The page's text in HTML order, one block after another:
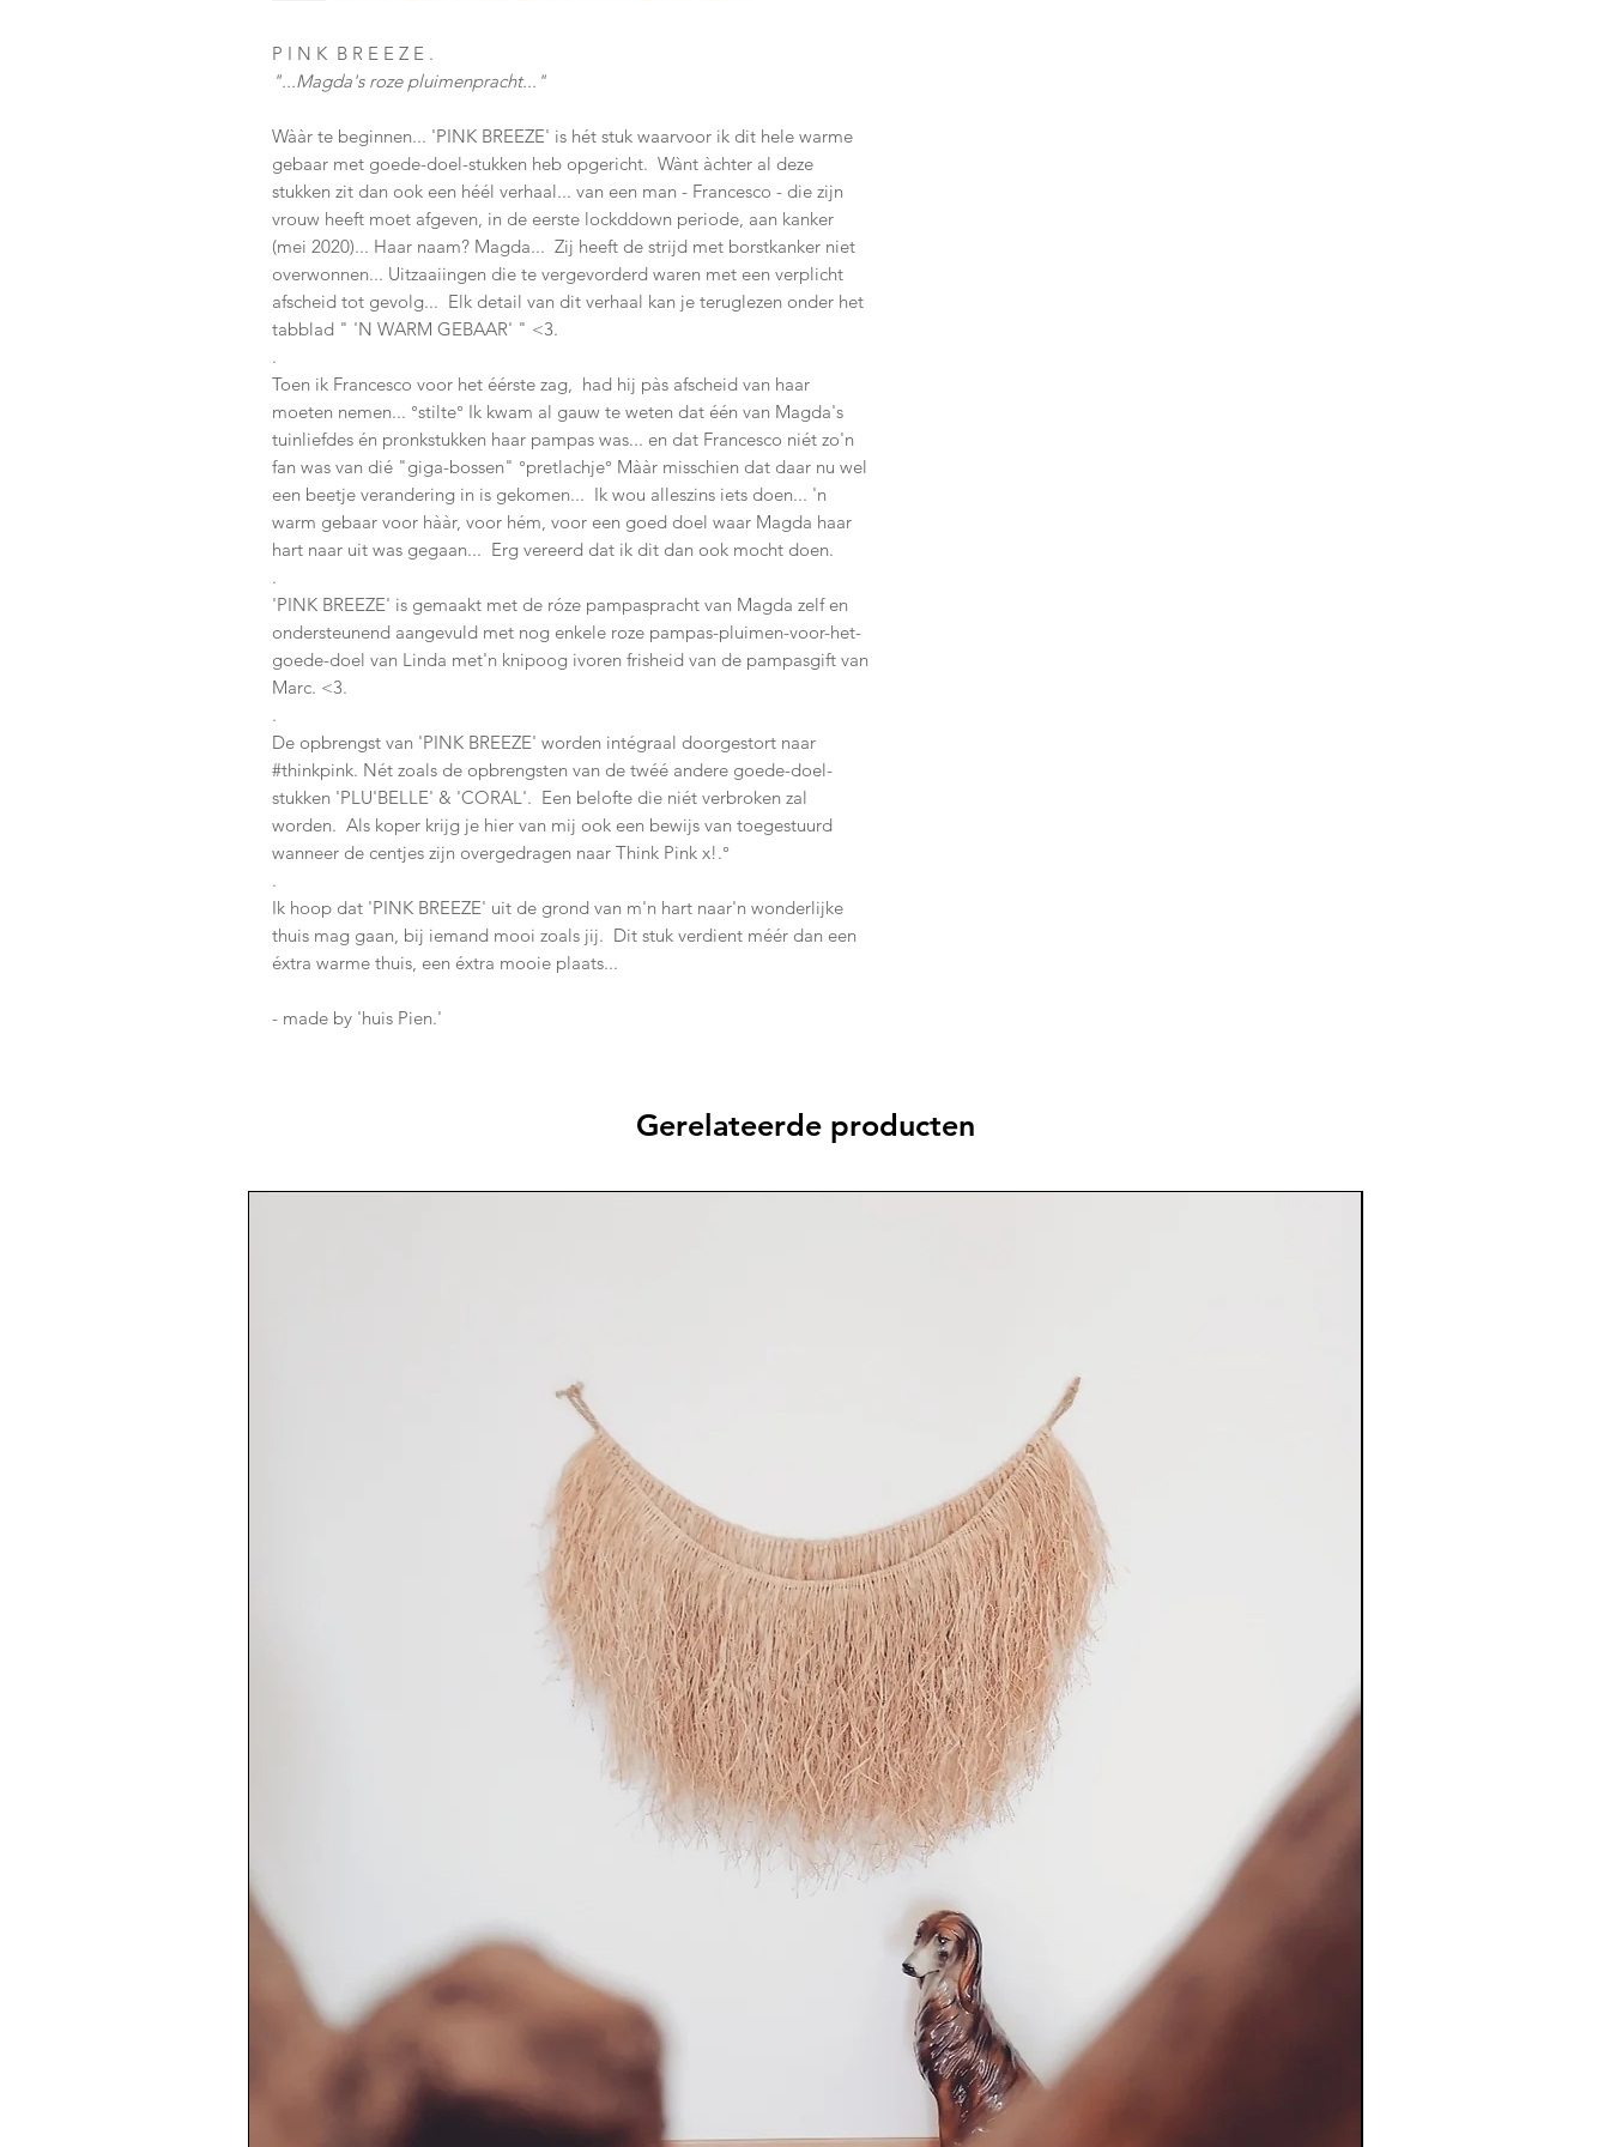
P I N K B R E E Z E .
"...Magda's roze pluimenpracht..."
Wààr te beginnen... 'PINK BREEZE' is hét stuk waarvoor ik dit hele warme
gebaar met goede-doel-stukken heb opgericht. Wànt àchter al deze
stukken zit dan ook een héél verhaal... van een man - Francesco - die zijn
vrouw heeft moet afgeven, in de eerste lockddown periode, aan kanker
(mei 2020)... Haar naam? Magda... Zij heeft de strijd met borstkanker niet
overwonnen... Uitzaaiingen die te vergevorderd waren met een verplicht
afscheid tot gevolg... Elk detail van dit verhaal kan je teruglezen onder het
tabblad " 'N WARM GEBAAR' " <3.
.
Toen ik Francesco voor het éérste zag, had hij pàs afscheid van haar
moeten nemen... °stilte° Ik kwam al gauw te weten dat één van Magda's
tuinliefdes én pronkstukken haar pampas was... en dat Francesco niét zo'n
fan was van dié "giga-bossen" °pretlachje° Mààr misschien dat daar nu wel
een beetje verandering in is gekomen... Ik wou alleszins iets doen... 'n
warm gebaar voor hààr, voor hém, voor een goed doel waar Magda haar
hart naar uit was gegaan... Erg vereerd dat ik dit dan ook mocht doen.
.
'PINK BREEZE' is gemaakt met de róze pampaspracht van Magda zelf en
ondersteunend aangevuld met nog enkele roze pampas-pluimen-voor-het-
goede-doel van Linda met'n knipoog ivoren frisheid van de pampasgift van
Marc. <3.
.
De opbrengst van 'PINK BREEZE' worden intégraal doorgestort naar
#thinkpink. Nét zoals de opbrengsten van de twéé andere goede-doel-
stukken 'PLU'BELLE' & 'CORAL'. Een belofte die niét verbroken zal
worden. Als koper krijg je hier van mij ook een bewijs van toegestuurd
wanneer de centjes zijn overgedragen naar Think Pink x!.°
.
Ik hoop dat 'PINK BREEZE' uit de grond van m'n hart naar'n wonderlijke
thuis mag gaan, bij iemand mooi zoals jij. Dit stuk verdient méér dan een
éxtra warme thuis, een éxtra mooie plaats...
- made by 'huis Pien.'
Gerelateerde producten